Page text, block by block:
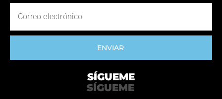
ENVIAR
SÍGUEME
SÍGUEME